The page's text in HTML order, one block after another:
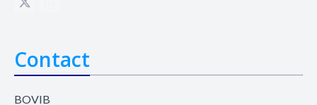
Contact
BOVIB